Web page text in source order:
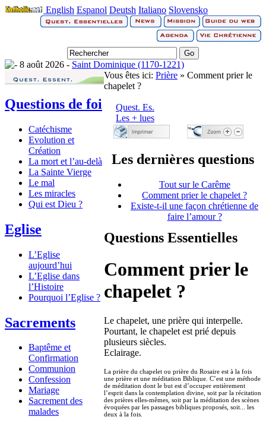
English Espanol Deutsh Italiano Slovensko
8 août 2026 - Saint Dominique (1170-1221)
Questions de foi
Catéchisme
Evolution et
Création
La mort et l’au-delà
La Sainte Vierge
Le mal
Les miracles
Qui est Dieu ?
Eglise
L’Eglise
aujourd’hui
L’Eglise dans
l’Histoire
Pourquoi l’Eglise ?
Sacrements
Baptême et
Confirmation
Communion
Confession
Mariage
Sacrement des
malades
Vous êtes ici: Prière » Comment prier le
chapelet ?
Quest. Es.
Les + lues
Les dernières questions
Tout sur le Carême
Comment prier le chapelet ?
Existe-t-il une façon chrétienne de
faire l’amour ?
Questions Essentielles
Comment prier le
chapelet ?
Le chapelet, une prière qui interpelle.
Pourtant, le chapelet est prié depuis
plusieurs siècles.
Eclairage.
La prière du chapelet ou prière du Rosaire est à la fois
une prière et une méditation Biblique. C’est une méthode
de méditation dont le but est d’occuper entièrement
l’esprit dans la contemplation divine, soit par la récitation
des prières elles-mêmes, soit par la méditation des scènes
évoquées par les passages bibliques proposés, soit... les
deux à la fois.